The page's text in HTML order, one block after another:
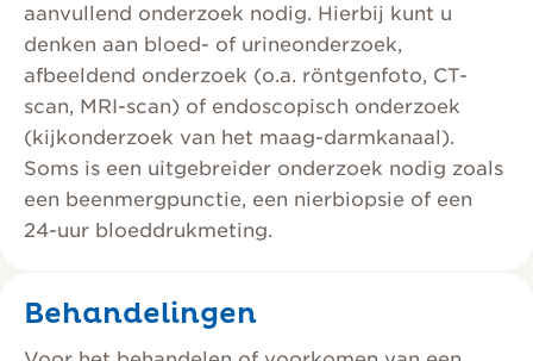
aanvullend onderzoek nodig. Hierbij kunt u
denken aan bloed- of urineonderzoek,
afbeeldend onderzoek (o.a. röntgenfoto, CT-
scan, MRI-scan) of endoscopisch onderzoek
(kijkonderzoek van het maag-darmkanaal).
Soms is een uitgebreider onderzoek nodig zoals
een beenmergpunctie, een nierbiopsie of een
24-uur bloeddrukmeting.
Behandelingen